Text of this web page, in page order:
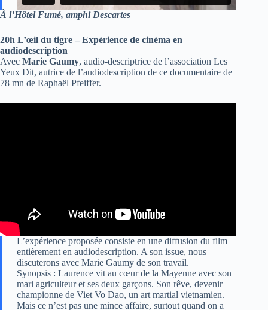
À l’Hôtel Fumé, amphi Descartes
20h L’œil du tigre – Expérience de cinéma en
audiodescription
Avec Marie Gaumy, audio-descriptrice de l’association Les
Yeux Dit, autrice de l’audiodescription de ce documentaire de
78 mn de Raphaël Pfeiffer.
L’expérience proposée consiste en une diffusion du film
entièrement en audiodescription. A son issue, nous
discuterons avec Marie Gaumy de son travail.
Synopsis : Laurence vit au cœur de la Mayenne avec son
mari agriculteur et ses deux garçons. Son rêve, devenir
championne de Viet Vo Dao, un art martial vietnamien.
Mais ce n’est pas une mince affaire, surtout quand on a